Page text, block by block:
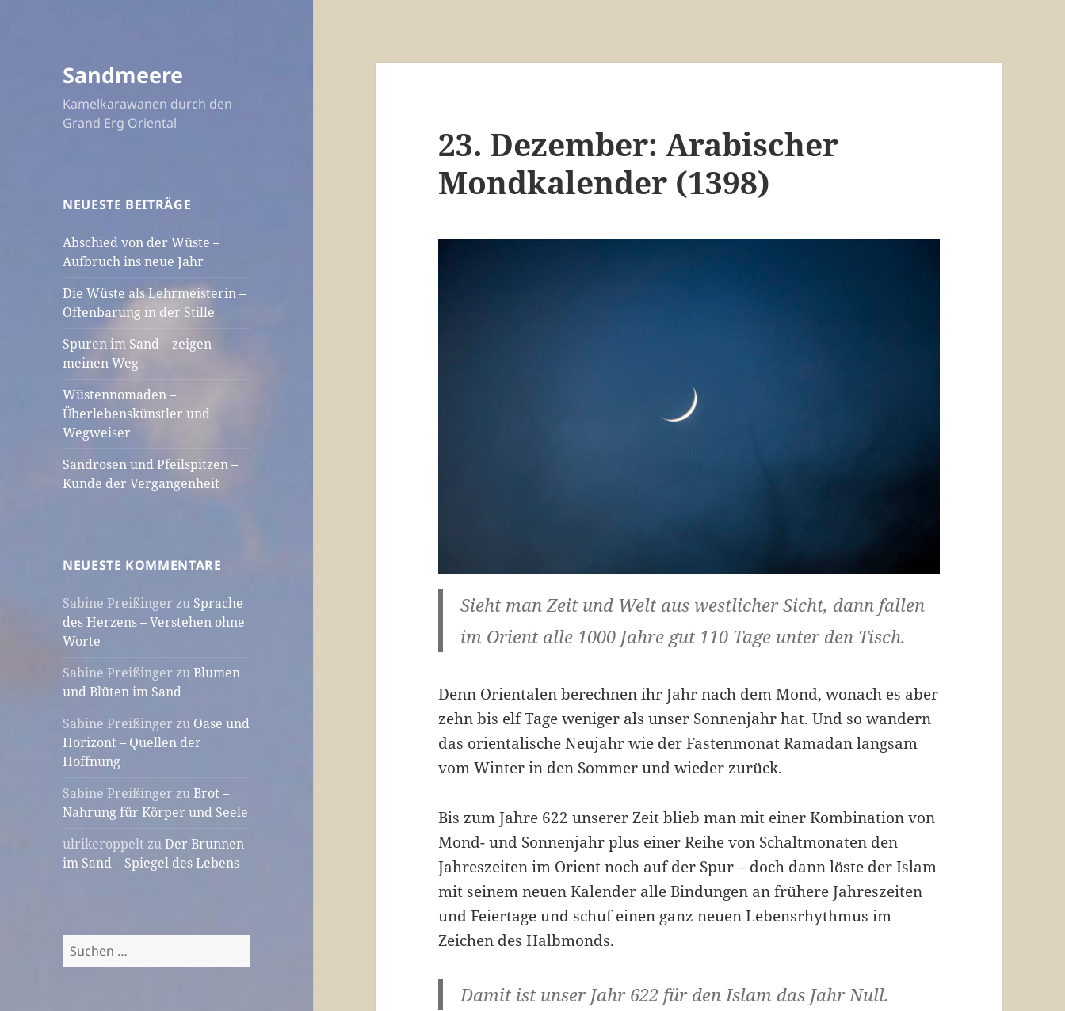
Sandmeere
Kamelkarawanen durch den
Grand Erg Oriental
NEUESTE BEITRÄGE
Abschied von der Wüste –
Aufbruch ins neue Jahr
Die Wüste als Lehrmeisterin –
Offenbarung in der Stille
Spuren im Sand – zeigen
meinen Weg
Wüstennomaden –
Überlebenskünstler und
Wegweiser
Sandrosen und Pfeilspitzen –
Kunde der Vergangenheit
NEUESTE KOMMENTARE
Sabine Preißinger zu Sprache
des Herzens – Verstehen ohne
Worte
Sabine Preißinger zuBlumen
und Blüten im Sand
Sabine Preißinger zu Oase und
Horizont – Quellen der
Hoffnung
Sabine Preißinger zuBrot –
Nahrung für Körper und Seele
ulrikeroppelt zuDer Brunnen
im Sand – Spiegel des Lebens
Suchen
nach:
23. Dezember: Arabischer
Mondkalender (1398)
Sieht man Zeit und Welt aus westlicher Sicht, dann fallen
im Orient alle 1000 Jahre gut 110 Tage unter den Tisch.
Denn Orientalen berechnen ihr Jahr nach dem Mond, wonach es aber
zehn bis elf Tage weniger als unser Sonnenjahr hat. Und so wandern
das orientalische Neujahr wie der Fastenmonat Ramadan langsam
vom Winter in den Sommer und wieder zurück.
Bis zum Jahre 622 unserer Zeit blieb man mit einer Kombination von
Mond- und Sonnenjahr plus einer Reihe von Schaltmonaten den
Jahreszeiten im Orient noch auf der Spur – doch dann löste der Islam
mit seinem neuen Kalender alle Bindungen an frühere Jahreszeiten
und Feiertage und schuf einen ganz neuen Lebensrhythmus im
Zeichen des Halbmonds.
Damit ist unser Jahr 622 für den Islam das Jahr Null.